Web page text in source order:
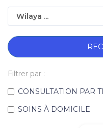
Filtrer par :
CONSULTATION PAR
SOINS À DOMICILE